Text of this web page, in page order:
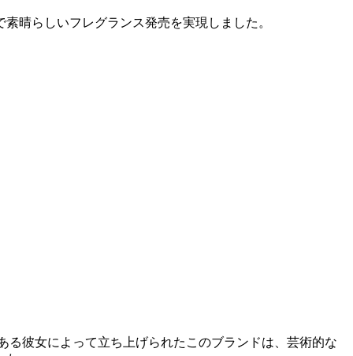
晴らしいフレグランス発売を実現しました。
彼女によって立ち上げられたこのブランドは、芸術的な